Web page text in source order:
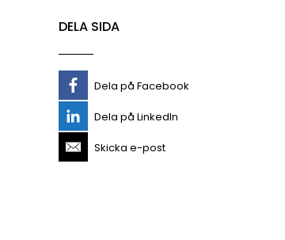
DELA SIDA
Dela på Facebook
Dela på LinkedIn
Skicka e-post